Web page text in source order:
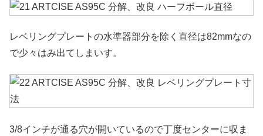
レベリングプレートの水準器部分を除く直径は82mmなの
で少々はみ出てしまいす。
3/8インチが通る穴が開いているので丁度センターに収ま